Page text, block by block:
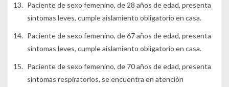
Paciente de sexo femenino, de 28 años de edad, presenta
síntomas leves, cumple aislamiento obligatorio en casa.
Paciente de sexo femenino, de 67 años de edad, presenta
síntomas leves, cumple aislamiento obligatorio en casa.
Paciente de sexo femenino, de 70 años de edad, presenta
síntomas respiratorios, se encuentra en atención